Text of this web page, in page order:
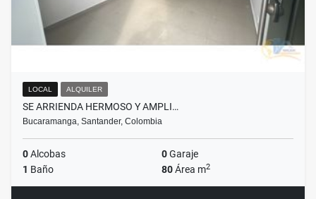
LOCAL ALQUILER
SE ARRIENDA HERMOSO Y AMPLI…
Bucaramanga, Santander, Colombia
0Alcobas 0Garaje
1 Baño 80Área m2